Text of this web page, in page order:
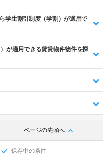
学生割引制度（学割）が適用で
が適用できる賃貸物件物件を探
ページの先頭へ
保存中の条件